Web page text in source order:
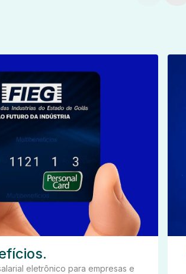
eletrônico para empresas e